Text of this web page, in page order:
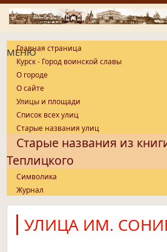
МЕНЮ
Главная страница
Курск - Город воинской славы
О городе
О сайте
Улицы и площади
Список всех улиц
Старые названия улиц
Старые названия из
Теплицкого
Символика
Журнал
УЛИЦА ИМ.